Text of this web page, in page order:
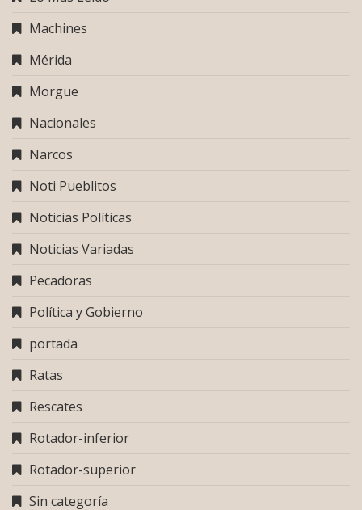
Machines
Mérida
Morgue
Nacionales
Narcos
Noti Pueblitos
Noticias Políticas
Noticias Variadas
Pecadoras
Política y Gobierno
portada
Ratas
Rescates
Rotador-inferior
Rotador-superior
Sin categoría